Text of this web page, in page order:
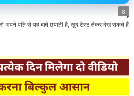
8
अपने पति से यह बातें छुपाती है, खुद टेस्ट लेकर देख सकते हैं